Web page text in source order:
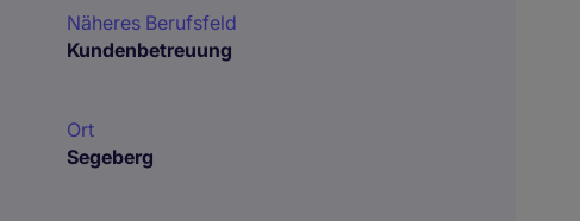
Näheres Berufsfeld
Kundenbetreuung
Ort
Segeberg